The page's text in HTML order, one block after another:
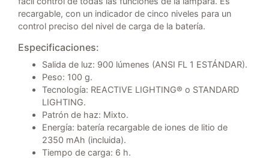
recargable, con un indicador de cinco niveles para un
control preciso del nivel de carga de la batería.
Especificaciones:
Salida de luz: 900 lúmenes (ANSI FL 1 ESTÁNDAR).
Peso: 100 g.
Tecnología: REACTIVE LIGHTING® o STANDARD
LIGHTING.
Patrón de haz: Mixto.
Energía: batería recargable de iones de litio de
2350 mAh (incluida).
Tiempo de carga: 6 h.